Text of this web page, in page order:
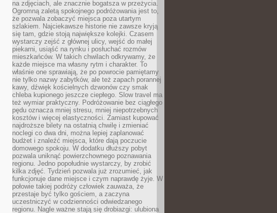
na zdjęciach, ale znacznie bogatsza w przeżycia.
Ogromną zaletą spokojnego podróżowania jest to,
że pozwala zobaczyć miejsca poza utartym
szlakiem. Najciekawsze historie nie zawsze kryją
się tam, gdzie stoją największe kolejki. Czasem
wystarczy zejść z głównej ulicy, wejść do małej
piekarni, usiąść na rynku i posłuchać rozmów
mieszkańców. W takich chwilach odkrywamy, że
każde miejsce ma własny rytm i charakter. To
właśnie one sprawiają, że po powrocie pamiętamy
nie tylko nazwy zabytków, ale też zapach porannej
kawy, dźwięk kościelnych dzwonów czy smak
chleba kupionego jeszcze ciepłego. Slow travel ma
też wymiar praktyczny. Podróżowanie bez ciągłego
pędu oznacza mniej stresu, mniej niepotrzebnych
kosztów i więcej elastyczności. Zamiast kupować
najdroższe bilety na ostatnią chwilę i zmieniać
noclegi co dwa dni, można lepiej zaplanować
budżet i znaleźć miejsca, które dają poczucie
domowego spokoju. W dodatku dłuższy pobyt
pozwala uniknąć powierzchownego poznawania
regionu. Jedno popołudnie wystarczy, by zrobić
kilka zdjęć. Tydzień pozwala już zrozumieć, jak
funkcjonuje dane miejsce i czym naprawdę żyje. W
połowie takiej podróży człowiek zauważa, że
przestaje być tylko gościem, a zaczyna
uczestniczyć w codzienności odwiedzanego
regionu. Nagle ważne stają się drobiazgi: ulubiona